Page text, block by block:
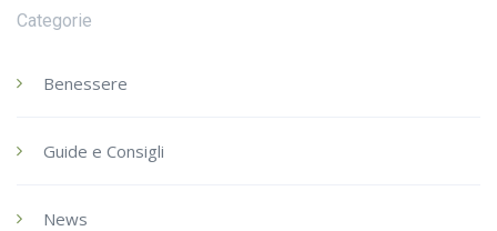
Categorie
Benessere
Guide e Consigli
News